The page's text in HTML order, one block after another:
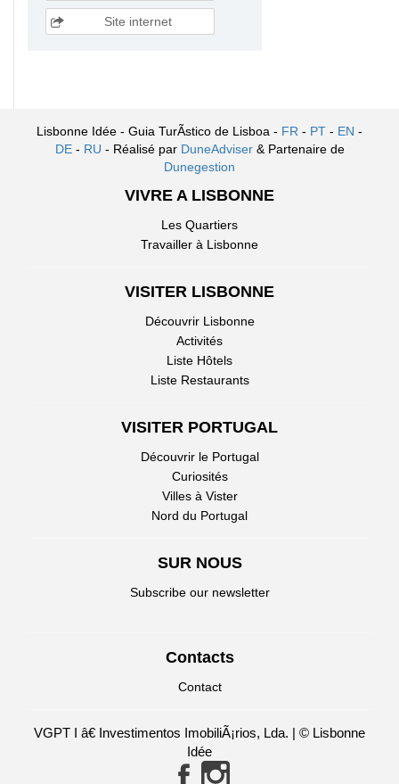
Site internet
Lisbonne Idée - Guia TurÃ­stico de Lisboa - FR - PT - EN -
DE- RU - Réalisé par DuneAdviser & Partenaire de
Dunegestion
VIVRE A LISBONNE
Les Quartiers
Travailler à Lisbonne
VISITER LISBONNE
Découvrir Lisbonne
Activités
Liste Hôtels
Liste Restaurants
VISITER PORTUGAL
Découvrir le Portugal
Curiosités
Villes à Vister
Nord du Portugal
SUR NOUS
Subscribe our newsletter
Contacts
Contact
VGPT I â€ Investimentos ImobiliÃ¡rios, Lda. | © Lisbonne
Idée